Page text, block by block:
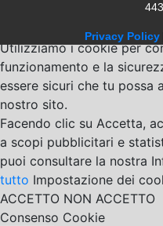
Privacy Policy
Utilizziamo i cookie per
funzionamento e la
essere sicuri che tu possa
nostro sito.
Facendo clic su Accetta,
a scopi pubblicitari e
puoi consultare la nostra
tutto Impostazione dei
ACCETTO NON ACCETTO
Consenso Cookie